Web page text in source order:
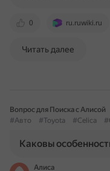
0 ru.ruwiki.ru
Читать далее
Вопрос для Поиска с Алисой
#Авто
#Toyota #Celica
Каковы
Алиса